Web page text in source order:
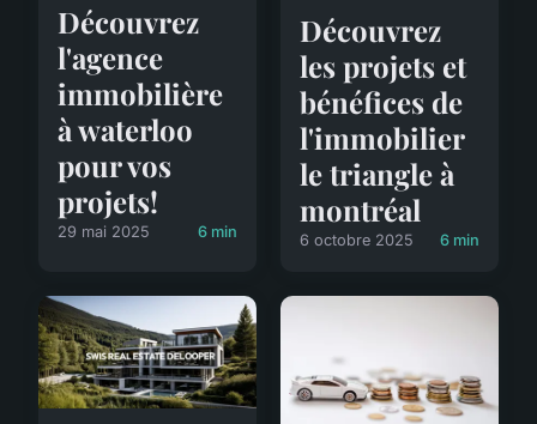
Découvrez
l'agence
immobilière
à waterloo
pour vos
projets!
29 mai 2025 6 min
Découvrez
les projets et
bénéfices de
l'immobilier
le triangle à
montréal
6 octobre 2025 6 min